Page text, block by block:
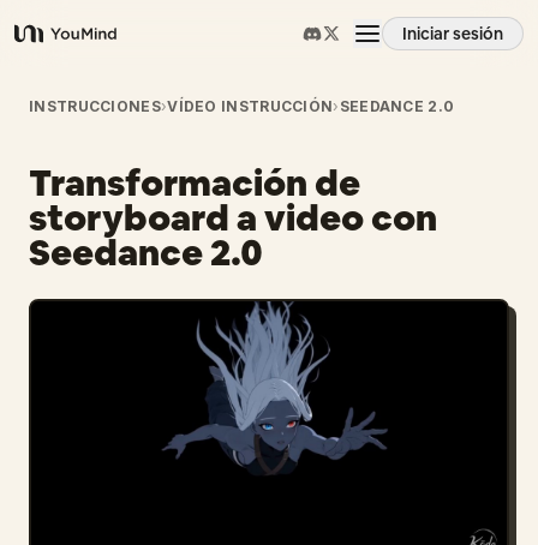
YouMind
Iniciar sesión
Resumen
Casos de uso
Habilidades
INSTRUCCIONES›VÍDEO INSTRUCCIÓN› SEEDANCE 2.0
Transformación de
storyboard a video con
Seedance 2.0